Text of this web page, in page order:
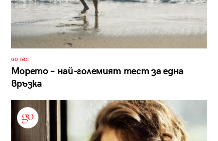
GO ТЕСТ
Морето – най-големият тест за една
връзка